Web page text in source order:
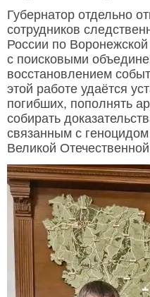
Губернатор отдельно
сотрудников
России по
с поисковыми
восстановлением
этой работе удаётся
погибших, пополнять
собирать
связанным с
Великой